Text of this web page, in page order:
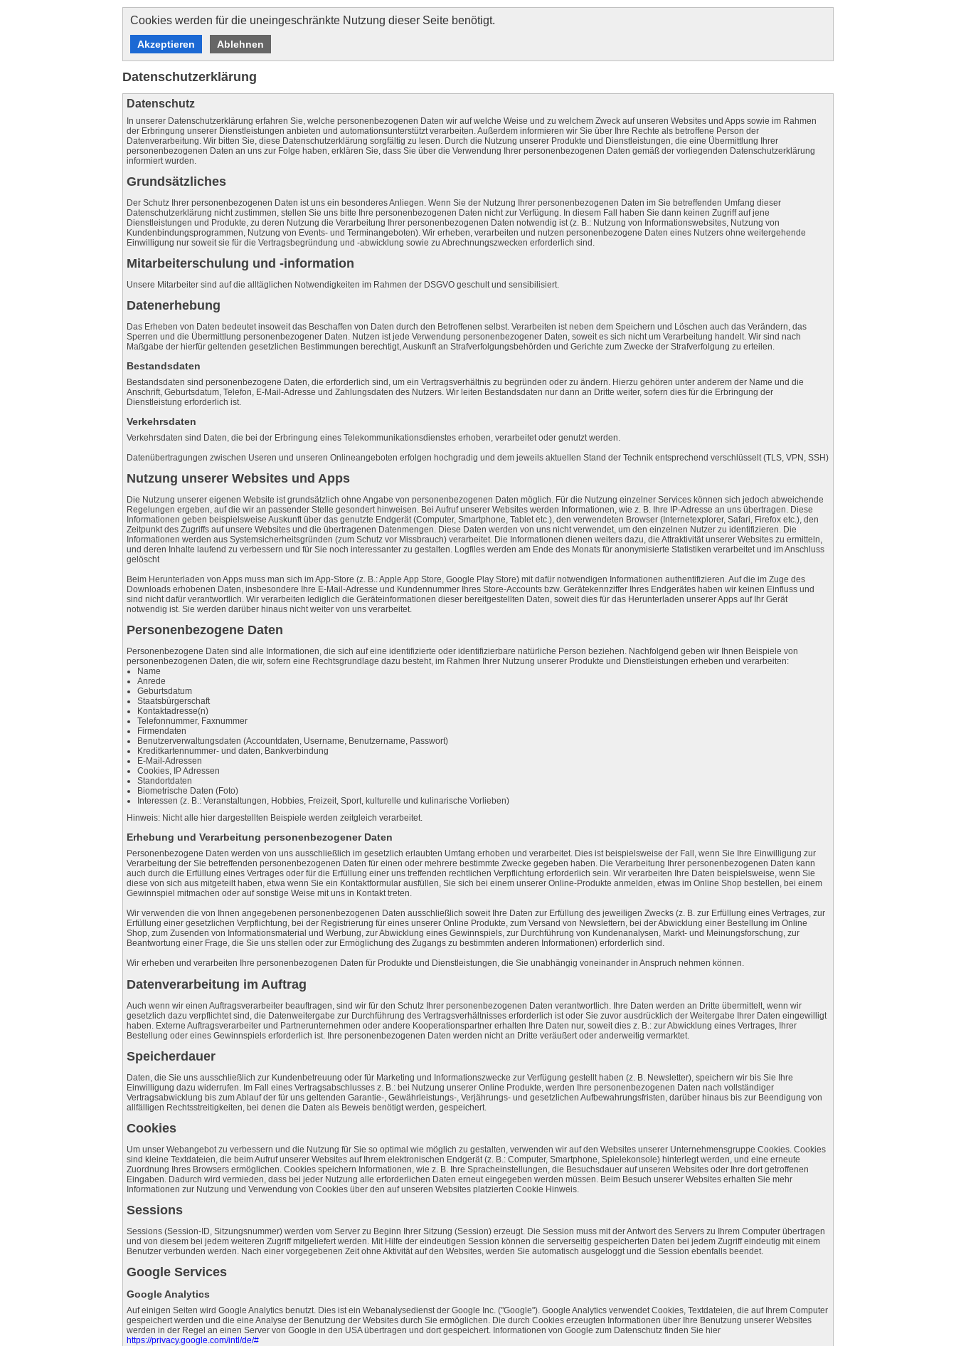
Cookies werden für die uneingeschränkte Nutzung dieser Seite benötigt.
Akzeptieren Ablehnen
Datenschutzerklärung
Datenschutz
In unserer Datenschutzerklärung erfahren Sie, welche personenbezogenen Daten wir auf welche Weise und zu welchem Zweck auf unseren Websites und Apps sowie im Rahmen
der Erbringung unserer Dienstleistungen anbieten und automationsunterstützt verarbeiten. Außerdem informieren wir Sie über Ihre Rechte als betroffene Person der
Datenverarbeitung. Wir bitten Sie, diese Datenschutzerklärung sorgfältig zu lesen. Durch die Nutzung unserer Produkte und Dienstleistungen, die eine Übermittlung Ihrer
personenbezogenen Daten an uns zur Folge haben, erklären Sie, dass Sie über die Verwendung Ihrer personenbezogenen Daten gemäß der vorliegenden Datenschutzerklärung
informiert wurden.
Grundsätzliches
Der Schutz Ihrer personenbezogenen Daten ist uns ein besonderes Anliegen. Wenn Sie der Nutzung Ihrer personenbezogenen Daten im Sie betreffenden Umfang dieser
Datenschutzerklärung nicht zustimmen, stellen Sie uns bitte Ihre personenbezogenen Daten nicht zur Verfügung. In diesem Fall haben Sie dann keinen Zugriff auf jene
Dienstleistungen und Produkte, zu deren Nutzung die Verarbeitung Ihrer personenbezogenen Daten notwendig ist (z. B.: Nutzung von Informationswebsites, Nutzung von
Kundenbindungsprogrammen, Nutzung von Events- und Terminangeboten). Wir erheben, verarbeiten und nutzen personenbezogene Daten eines Nutzers ohne weitergehende
Einwilligung nur soweit sie für die Vertragsbegründung und -abwicklung sowie zu Abrechnungszwecken erforderlich sind.
Mitarbeiterschulung und -information
Unsere Mitarbeiter sind auf die alltäglichen Notwendigkeiten im Rahmen der DSGVO geschult und sensibilisiert.
Datenerhebung
Das Erheben von Daten bedeutet insoweit das Beschaffen von Daten durch den Betroffenen selbst. Verarbeiten ist neben dem Speichern und Löschen auch das Verändern, das
Sperren und die Übermittlung personenbezogener Daten. Nutzen ist jede Verwendung personenbezogener Daten, soweit es sich nicht um Verarbeitung handelt. Wir sind nach
Maßgabe der hierfür geltenden gesetzlichen Bestimmungen berechtigt, Auskunft an Strafverfolgungsbehörden und Gerichte zum Zwecke der Strafverfolgung zu erteilen.
Bestandsdaten
Bestandsdaten sind personenbezogene Daten, die erforderlich sind, um ein Vertragsverhältnis zu begründen oder zu ändern. Hierzu gehören unter anderem der Name und die
Anschrift, Geburtsdatum, Telefon, E-Mail-Adresse und Zahlungsdaten des Nutzers. Wir leiten Bestandsdaten nur dann an Dritte weiter, sofern dies für die Erbringung der
Dienstleistung erforderlich ist.
Verkehrsdaten
Verkehrsdaten sind Daten, die bei der Erbringung eines Telekommunikationsdienstes erhoben, verarbeitet oder genutzt werden.
Datenübertragungen zwischen Useren und unseren Onlineangeboten erfolgen hochgradig und dem jeweils aktuellen Stand der Technik entsprechend verschlüsselt (TLS, VPN, SSH)
Nutzung unserer Websites und Apps
Die Nutzung unserer eigenen Website ist grundsätzlich ohne Angabe von personenbezogenen Daten möglich. Für die Nutzung einzelner Services können sich jedoch abweichende
Regelungen ergeben, auf die wir an passender Stelle gesondert hinweisen. Bei Aufruf unserer Websites werden Informationen, wie z. B. Ihre IP-Adresse an uns übertragen. Diese
Informationen geben beispielsweise Auskunft über das genutzte Endgerät (Computer, Smartphone, Tablet etc.), den verwendeten Browser (Internetexplorer, Safari, Firefox etc.), den
Zeitpunkt des Zugriffs auf unsere Websites und die übertragenen Datenmengen. Diese Daten werden von uns nicht verwendet, um den einzelnen Nutzer zu identifizieren. Die
Informationen werden aus Systemsicherheitsgründen (zum Schutz vor Missbrauch) verarbeitet. Die Informationen dienen weiters dazu, die Attraktivität unserer Websites zu ermitteln,
und deren Inhalte laufend zu verbessern und für Sie noch interessanter zu gestalten. Logfiles werden am Ende des Monats für anonymisierte Statistiken verarbeitet und im Anschluss
gelöscht
Beim Herunterladen von Apps muss man sich im App-Store (z. B.: Apple App Store, Google Play Store) mit dafür notwendigen Informationen authentifizieren. Auf die im Zuge des
Downloads erhobenen Daten, insbesondere Ihre E-Mail-Adresse und Kundennummer Ihres Store-Accounts bzw. Gerätekennziffer Ihres Endgerätes haben wir keinen Einfluss und
sind nicht dafür verantwortlich. Wir verarbeiten lediglich die Geräteinformationen dieser bereitgestellten Daten, soweit dies für das Herunterladen unserer Apps auf Ihr Gerät
notwendig ist. Sie werden darüber hinaus nicht weiter von uns verarbeitet.
Personenbezogene Daten
Personenbezogene Daten sind alle Informationen, die sich auf eine identifizierte oder identifizierbare natürliche Person beziehen. Nachfolgend geben wir Ihnen Beispiele von
personenbezogenen Daten, die wir, sofern eine Rechtsgrundlage dazu besteht, im Rahmen Ihrer Nutzung unserer Produkte und Dienstleistungen erheben und verarbeiten:
Name
Anrede
Geburtsdatum
Staatsbürgerschaft
Kontaktadresse(n)
Telefonnummer, Faxnummer
Firmendaten
Benutzerverwaltungsdaten (Accountdaten, Username, Benutzername, Passwort)
Kreditkartennummer- und daten, Bankverbindung
E-Mail-Adressen
Cookies, IP Adressen
Standortdaten
Biometrische Daten (Foto)
Interessen (z. B.: Veranstaltungen, Hobbies, Freizeit, Sport, kulturelle und kulinarische Vorlieben)
Hinweis: Nicht alle hier dargestellten Beispiele werden zeitgleich verarbeitet.
Erhebung und Verarbeitung personenbezogener Daten
Personenbezogene Daten werden von uns ausschließlich im gesetzlich erlaubten Umfang erhoben und verarbeitet. Dies ist beispielsweise der Fall, wenn Sie Ihre Einwilligung zur
Verarbeitung der Sie betreffenden personenbezogenen Daten für einen oder mehrere bestimmte Zwecke gegeben haben. Die Verarbeitung Ihrer personenbezogenen Daten kann
auch durch die Erfüllung eines Vertrages oder für die Erfüllung einer uns treffenden rechtlichen Verpflichtung erforderlich sein. Wir verarbeiten Ihre Daten beispielsweise, wenn Sie
diese von sich aus mitgeteilt haben, etwa wenn Sie ein Kontaktformular ausfüllen, Sie sich bei einem unserer Online-Produkte anmelden, etwas im Online Shop bestellen, bei einem
Gewinnspiel mitmachen oder auf sonstige Weise mit uns in Kontakt treten.
Wir verwenden die von Ihnen angegebenen personenbezogenen Daten ausschließlich soweit Ihre Daten zur Erfüllung des jeweiligen Zwecks (z. B. zur Erfüllung eines Vertrages, zur
Erfüllung einer gesetzlichen Verpflichtung, bei der Registrierung für eines unserer Online Produkte, zum Versand von Newslettern, bei der Abwicklung einer Bestellung im Online
Shop, zum Zusenden von Informationsmaterial und Werbung, zur Abwicklung eines Gewinnspiels, zur Durchführung von Kundenanalysen, Markt- und Meinungsforschung, zur
Beantwortung einer Frage, die Sie uns stellen oder zur Ermöglichung des Zugangs zu bestimmten anderen Informationen) erforderlich sind.
Wir erheben und verarbeiten Ihre personenbezogenen Daten für Produkte und Dienstleistungen, die Sie unabhängig voneinander in Anspruch nehmen können.
Datenverarbeitung im Auftrag
Auch wenn wir einen Auftragsverarbeiter beauftragen, sind wir für den Schutz Ihrer personenbezogenen Daten verantwortlich. Ihre Daten werden an Dritte übermittelt, wenn wir
gesetzlich dazu verpflichtet sind, die Datenweitergabe zur Durchführung des Vertragsverhältnisses erforderlich ist oder Sie zuvor ausdrücklich der Weitergabe Ihrer Daten eingewilligt
haben. Externe Auftragsverarbeiter und Partnerunternehmen oder andere Kooperationspartner erhalten Ihre Daten nur, soweit dies z. B.: zur Abwicklung eines Vertrages, Ihrer
Bestellung oder eines Gewinnspiels erforderlich ist. Ihre personenbezogenen Daten werden nicht an Dritte veräußert oder anderweitig vermarktet.
Speicherdauer
Daten, die Sie uns ausschließlich zur Kundenbetreuung oder für Marketing und Informationszwecke zur Verfügung gestellt haben (z. B. Newsletter), speichern wir bis Sie Ihre
Einwilligung dazu widerrufen. Im Fall eines Vertragsabschlusses z. B.: bei Nutzung unserer Online Produkte, werden Ihre personenbezogenen Daten nach vollständiger
Vertragsabwicklung bis zum Ablauf der für uns geltenden Garantie-, Gewährleistungs-, Verjährungs- und gesetzlichen Aufbewahrungsfristen, darüber hinaus bis zur Beendigung von
allfälligen Rechtsstreitigkeiten, bei denen die Daten als Beweis benötigt werden, gespeichert.
Cookies
Um unser Webangebot zu verbessern und die Nutzung für Sie so optimal wie möglich zu gestalten, verwenden wir auf den Websites unserer Unternehmensgruppe Cookies. Cookies
sind kleine Textdateien, die beim Aufruf unserer Websites auf Ihrem elektronischen Endgerät (z. B.: Computer, Smartphone, Spielekonsole) hinterlegt werden, und eine erneute
Zuordnung Ihres Browsers ermöglichen. Cookies speichern Informationen, wie z. B. Ihre Spracheinstellungen, die Besuchsdauer auf unseren Websites oder Ihre dort getroffenen
Eingaben. Dadurch wird vermieden, dass bei jeder Nutzung alle erforderlichen Daten erneut eingegeben werden müssen. Beim Besuch unserer Websites erhalten Sie mehr
Informationen zur Nutzung und Verwendung von Cookies über den auf unseren Websites platzierten Cookie Hinweis.
Sessions
Sessions (Session-ID, Sitzungsnummer) werden vom Server zu Beginn Ihrer Sitzung (Session) erzeugt. Die Session muss mit der Antwort des Servers zu Ihrem Computer übertragen
und von diesem bei jedem weiteren Zugriff mitgeliefert werden. Mit Hilfe der eindeutigen Session können die serverseitig gespeicherten Daten bei jedem Zugriff eindeutig mit einem
Benutzer verbunden werden. Nach einer vorgegebenen Zeit ohne Aktivität auf den Websites, werden Sie automatisch ausgeloggt und die Session ebenfalls beendet.
Google Services
Google Analytics
Auf einigen Seiten wird Google Analytics benutzt. Dies ist ein Webanalysedienst der Google Inc. ("Google"). Google Analytics verwendet Cookies, Textdateien, die auf Ihrem Computer
gespeichert werden und die eine Analyse der Benutzung der Websites durch Sie ermöglichen. Die durch Cookies erzeugten Informationen über Ihre Benutzung unserer Websites
werden in der Regel an einen Server von Google in den USA übertragen und dort gespeichert. Informationen von Google zum Datenschutz finden Sie hier
https://privacy.google.com/intl/de/#